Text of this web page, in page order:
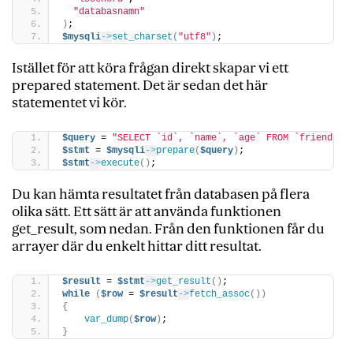
"databasnamn"
) ;
$mysqli->set_charset ( "utf8" ) ;
Istället för att köra frågan direkt skapar vi ett
prepared statement. Det är sedan det här
statementet vi kör.
$query = "SELECT `id`, `name`, `age` FROM
$stmt = $mysqli->prepare($query ) ;
$stmt ->execute() ;
Du kan hämta resultatet från databasen på flera
olika sätt. Ett sätt är att använda funktionen
get_result, som nedan. Från den funktionen får du
arrayer där du enkelt hittar ditt resultat.
$result = $stmt ->get_result () ;
while
($row = $result ->fetch_assoc())
{
var_dump($row ) ;
}